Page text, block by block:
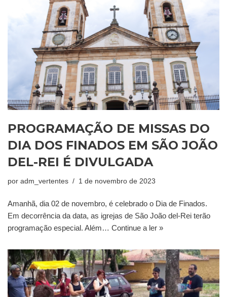
PROGRAMAÇÃO DE MISSAS DO
DIA DOS FINADOS EM SÃO JOÃO
DEL-REI É DIVULGADA
por adm_vertentes 1 de novembro de 2023
Amanhã, dia 02 de novembro, é celebrado o Dia de Finados.
Em decorrência da data, as igrejas de São João del-Rei terão
programação especial. Além… Continue a ler »